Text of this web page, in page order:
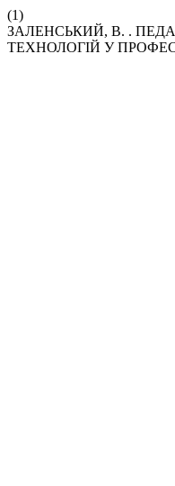
(1)
ЗАЛЕНСЬКИЙ, В. .
ТЕХНОЛОГІЙ У